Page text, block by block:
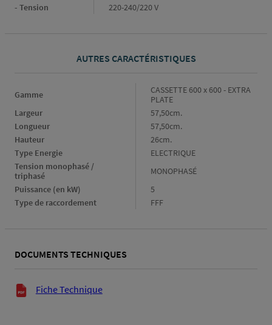
- Tension
220-240/220 V
AUTRES CARACTÉRISTIQUES
Gamme Gamme
CASSETTE 600 x 600 - EXTRA
PLATE
Largeur
Largeur
57,50cm.
Longueur
Longueur
57,50cm.
Hauteur
Hauteur
26cm.
Type Energie
Type
ELECTRIQUE
Tension monophasé /
triphasé
Tension
/
triphasé
MONOPHASÉ
Puissance (en kW)
Puissance
(en
kW)
5
Type de raccordement
Type
FFF
DOCUMENTS TECHNIQUES
Documents techniques
Fiche Technique